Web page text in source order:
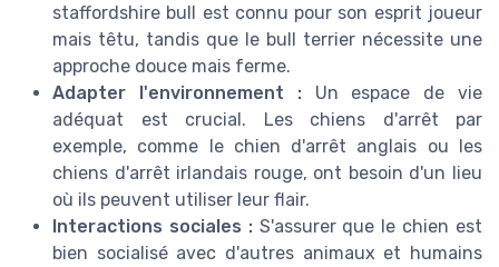
staffordshire bull est connu pour son esprit joueur
mais têtu, tandis que le bull terrier nécessite une
approche douce mais ferme.
Adapter l'environnement :Un espace de vie
adéquat est crucial. Les chiens d'arrêt par
exemple, comme le chien d'arrêt anglais ou les
chiens d'arrêt irlandais rouge, ont besoin d'un lieu
où ils peuvent utiliser leur flair.
Interactions sociales :S'assurer que le chien est
bien socialisé avec d'autres animaux et humains